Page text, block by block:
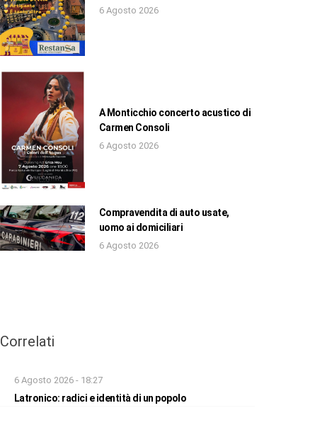
6 Agosto 2026
A Monticchio concerto acustico di
Carmen Consoli
6 Agosto 2026
Compravendita di auto usate,
uomo ai domiciliari
6 Agosto 2026
Correlati
6 Agosto 2026 - 18:27
Latronico: radici e identità di un popolo